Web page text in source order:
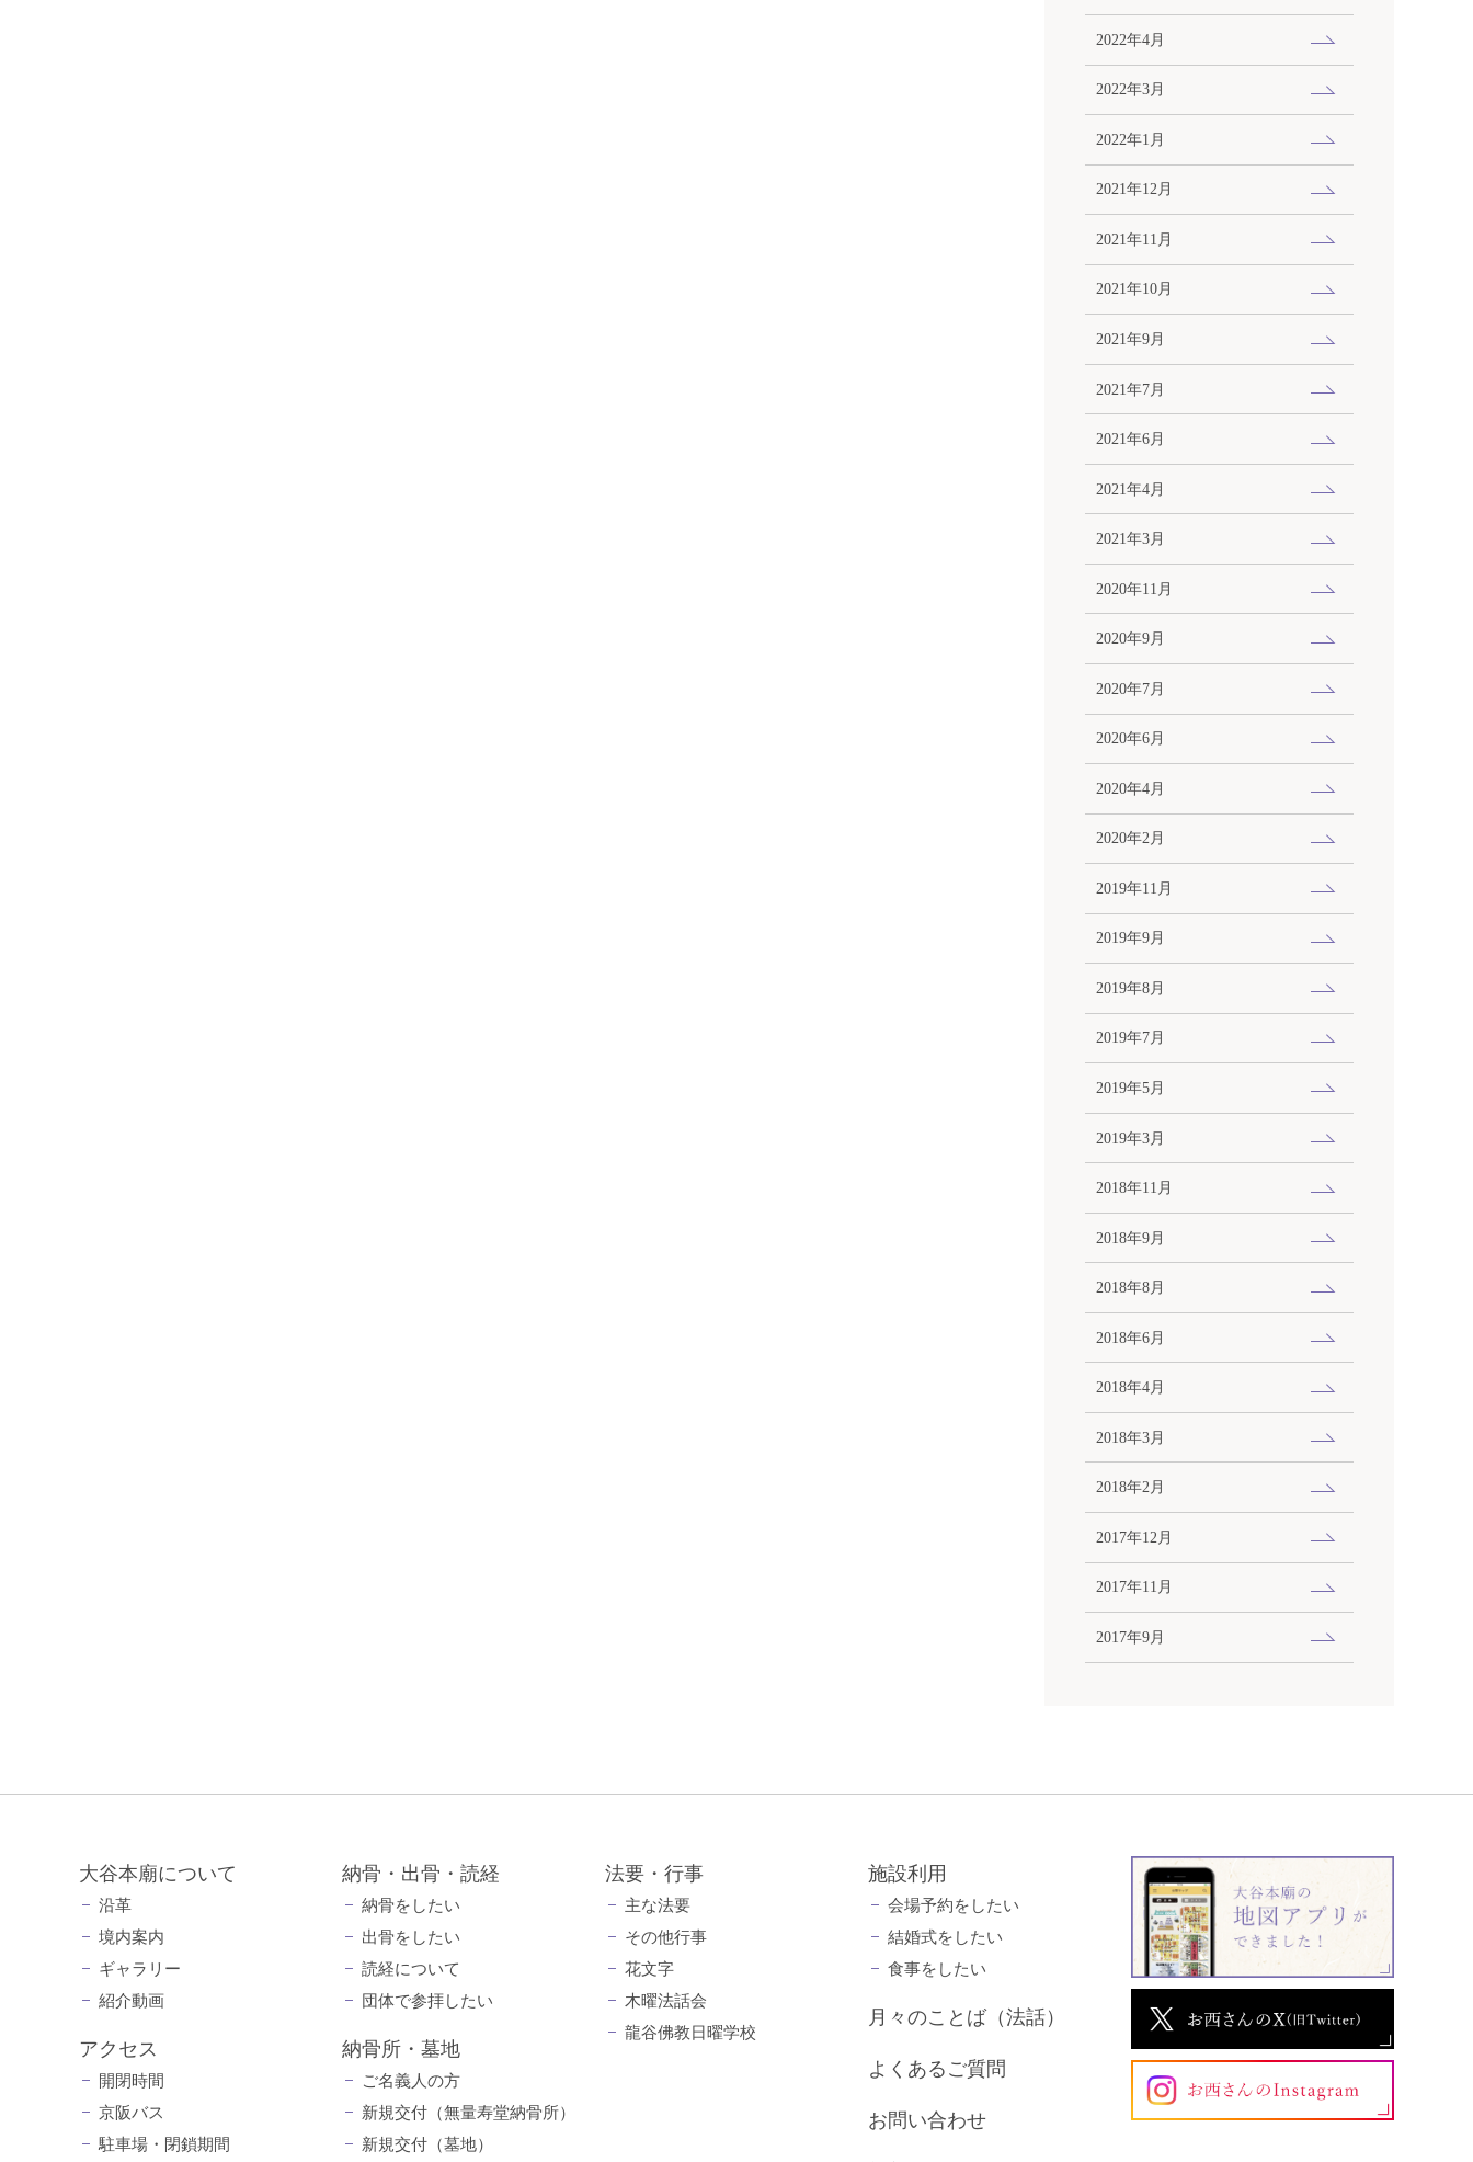
2022年4月
2022年3月
2022年1月
2021年12月
2021年11月
2021年10月
2021年9月
2021年7月
2021年6月
2021年4月
2021年3月
2020年11月
2020年9月
2020年7月
2020年6月
2020年4月
2020年2月
2019年11月
2019年9月
2019年8月
2019年7月
2019年5月
2019年3月
2018年11月
2018年9月
2018年8月
2018年6月
2018年4月
2018年3月
2018年2月
2017年12月
2017年11月
2017年9月
大谷本廟について
沿革
境内案内
ギャラリー
紹介動画
アクセス
開閉時間
京阪バス
駐車場・閉鎖期間
納骨・出骨・読経
納骨をしたい
出骨をしたい
読経について
団体で参拝したい
納骨所・墓地
ご名義人の方
新規交付（無量寿堂納骨所）
新規交付（墓地）
法要・行事
主な法要
その他行事
花文字
木曜法話会
龍谷佛教日曜学校
施設利用
会場予約をしたい
結婚式をしたい
食事をしたい
月々のことば（法話）
よくあるご質問
お問い合わせ